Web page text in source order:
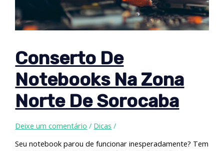
Conserto De
Notebooks Na Zona
Norte De Sorocaba
Deixe um comentário / Dicas /
Seu notebook parou de funcionar inesperadamente? Tem